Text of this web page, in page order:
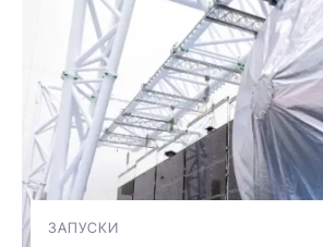
ЗАПУСКИ